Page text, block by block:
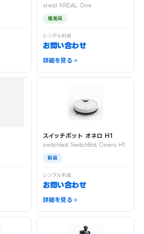
xreal XREAL One
極美品
レンタル料金
お問い合わせ
詳細を見る
スイッチボット オネロ H1
switchbot SwitchBot Onero H1
新品
レンタル料金
お問い合わせ
詳細を見る